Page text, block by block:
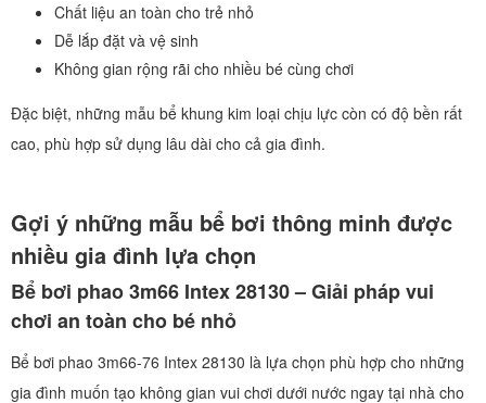
Chất liệu an toàn cho trẻ nhỏ
Dễ lắp đặt và vệ sinh
Không gian rộng rãi cho nhiều bé cùng chơi
Đặc biệt, những mẫu bể khung kim loại chịu lực còn có độ bền rất
cao, phù hợp sử dụng lâu dài cho cả gia đình.
Gợi ý những mẫu bể bơi thông minh được
nhiều gia đình lựa chọn
Bể bơi phao 3m66 Intex 28130 – Giải pháp vui
chơi an toàn cho bé nhỏ
Bể bơi phao 3m66-76 Intex 28130 là lựa chọn phù hợp cho những
gia đình muốn tạo không gian vui chơi dưới nước ngay tại nhà cho